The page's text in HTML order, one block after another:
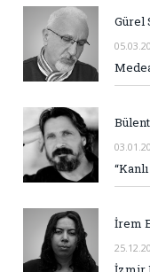
Gürel
Bülent
İrem